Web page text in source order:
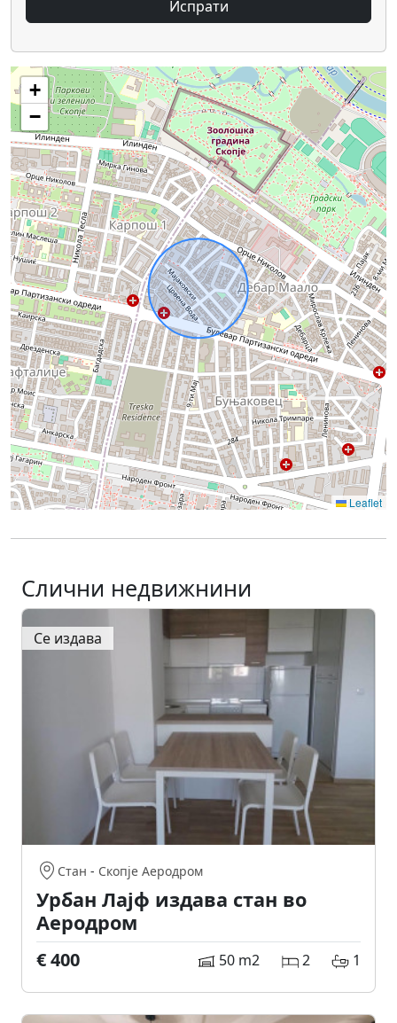
Испрати
+
−
Leaflet
Слични недвижнини
Се издава
Стан - Скопје Аеродром
Урбан Лајф издава стан во
Аеродром
€ 400 50 m2 2 1